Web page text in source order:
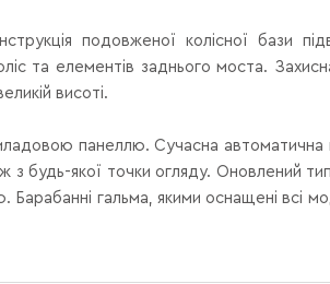
подовженої колісної бази
та елементів заднього моста.
висоті.
панеллю. Сучасна автоматична
будь-якої точки огляду. Оновлений
Барабанні гальма, якими оснащені всі